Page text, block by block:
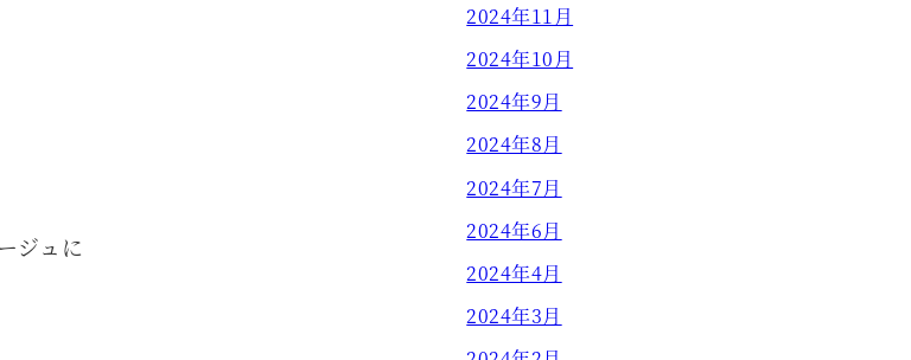
ジュに
2024年11月
2024年10月
2024年9月
2024年8月
2024年7月
2024年6月
2024年4月
2024年3月